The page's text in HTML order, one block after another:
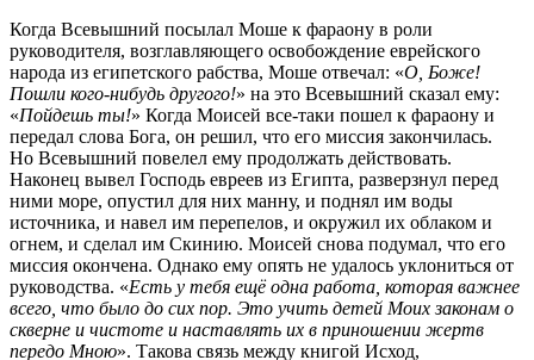
Когда Всевышний посылал Моше к фараону в роли
руководителя, возглавляющего освобождение еврейского
народа из египетского рабства, Моше отвечал: «О, Боже!
Пошли кого-нибудь другого!» на это Всевышний сказал ему:
«Пойдешь ты!» Когда Моисей все-таки пошел к фараону и
передал слова Бога, он решил, что его миссия закончилась.
Но Всевышний повелел ему продолжать действовать.
Наконец вывел Господь евреев из Египта, разверзнул перед
ними море, опустил для них манну, и поднял им воды
источника, и навел им перепелов, и окружил их облаком и
огнем, и сделал им Скинию. Моисей снова подумал, что его
миссия окончена. Однако ему опять не удалось уклониться от
руководства. «Есть у тебя ещё одна работа, которая важнее
всего, что было до сих пор. Это учить детей Моих законам о
скверне и чистоте и наставлять их в приношении жертв
передо Мною». Такова связь между книгой Исход,